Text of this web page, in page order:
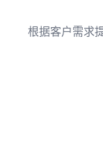
根据客户需求